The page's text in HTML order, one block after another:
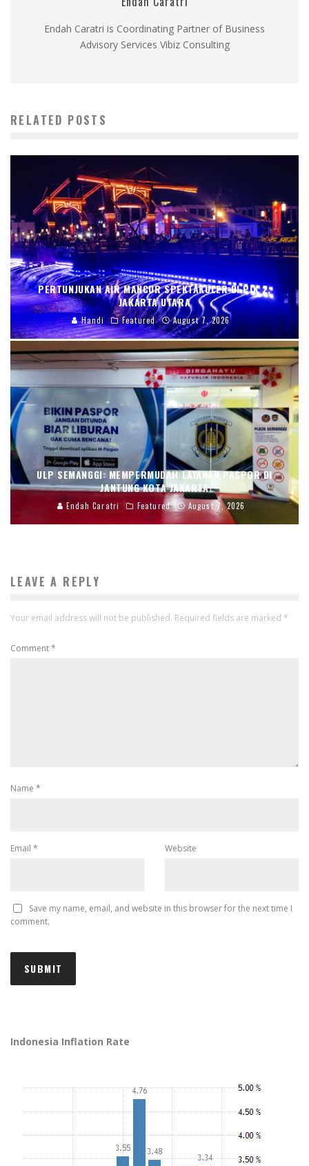
Endah Caratri is Coordinating Partner of Business
Advisory Services Vibiz Consulting
RELATED POSTS
PERTUNJUKAN AIR MANCUR SPEKTAKULER DI PIK 2,
JAKARTA UTARA
Handi Featured August 7, 2026
ULP SEMANGGI: MEMPERMUDAH LAYANAN PASPOR DI
JANTUNG KOTA JAKARTA
Endah Caratri Featured August 7, 2026
LEAVE A REPLY
Your email address will not be published. Required fields are marked *
Comment*
Name *
Email * Website
Save my name, email, and website in this browser for the next time I
comment.
Indonesia Inflation Rate